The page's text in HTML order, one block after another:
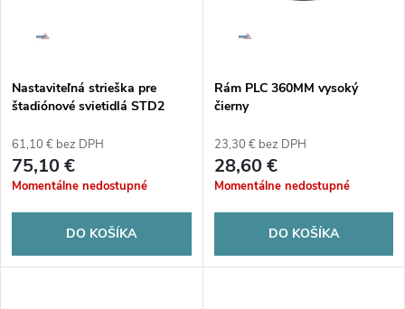
e
p
r
d
s
p
r
o
d
Nastaviteľná strieška pre
štadiónové svietidlá STD2
61,10 € bez DPH
75,10 €
Momentálne nedostupné
DO KOŠÍKA
Rám PLC 360MM vysoký
čierny
23,30 € bez DPH
28,60 €
Momentálne nedostupné
DO KOŠÍKA